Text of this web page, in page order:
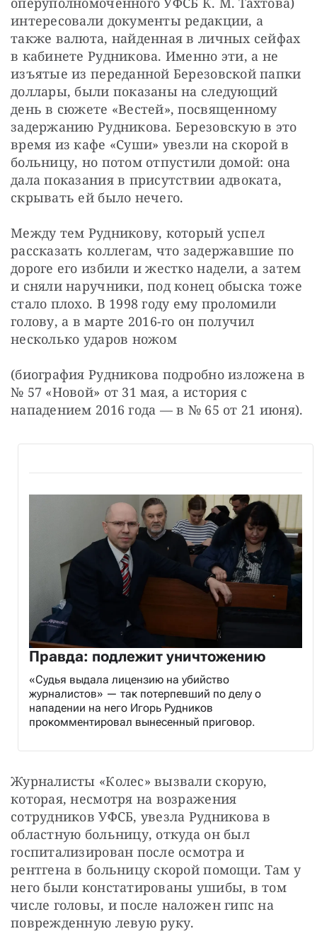
интересовали документы редакции, а
также валюта, найденная в личных сейфах
в кабинете Рудникова. Именно эти, а не
изъятые из переданной Березовской папки
доллары, были показаны на следующий
день в сюжете «Вестей», посвященному
задержанию Рудникова. Березовскую в это
время из кафе «Суши» увезли на скорой в
больницу, но потом отпустили домой: она
дала показания в присутствии адвоката,
скрывать ей было нечего.
Между тем Рудникову, который успел
рассказать коллегам, что задержавшие по
дороге его избили и жестко надели, а затем
и сняли наручники, под конец обыска тоже
стало плохо. В 1998 году ему проломили
голову, а в марте 2016-го он получил
несколько ударов ножом
(биография Рудникова подробно изложена в
№ 57 «Новой» от 31 мая, а история с
нападением 2016 года — в № 65 от 21 июня).
Правда: подлежит уничтожению
«Судья выдала лицензию на убийство
журналистов» — так потерпевший по делу о
нападении на него Игорь Рудников
прокомментировал вынесенный приговор.
Журналисты «Колес» вызвали скорую,
которая, несмотря на возражения
сотрудников УФСБ, увезла Рудникова в
областную больницу, откуда он был
госпитализирован после осмотра и
рентгена в больницу скорой помощи. Там у
него были констатированы ушибы, в том
числе головы, и после наложен гипс на
поврежденную левую руку.